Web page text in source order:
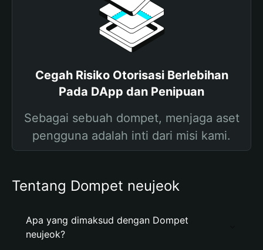
Cegah Risiko Otorisasi Berlebihan
Pada DApp dan Penipuan
Sebagai sebuah dompet, menjaga aset
pengguna adalah inti dari misi kami.
Tentang Dompet neujeok
Apa yang dimaksud dengan Dompet
neujeok?